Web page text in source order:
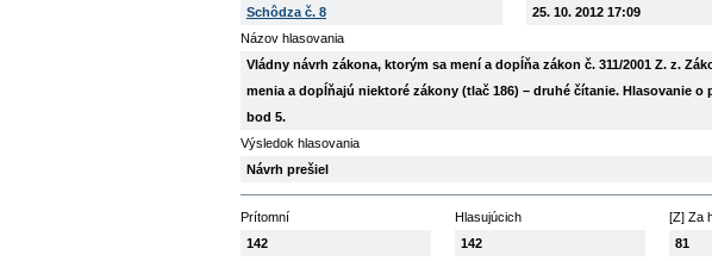
Schôdza č. 8
25. 10. 2012 17:09
Názov hlasovania
Vládny návrh zákona, ktorým sa mení a dopĺňa zákon č. 311/2001 Z. z.
menia a dopĺňajú niektoré zákony (tlač 186) – druhé čítanie. Hlasovanie
bod 5.
Výsledok hlasovania
Návrh prešiel
Prítomní
142
Hlasujúcich
142
[Z] Za
81